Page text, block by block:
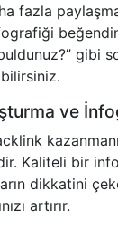
fazla
gibi
ve
Kaliteli bir
dikkatini
artırır.